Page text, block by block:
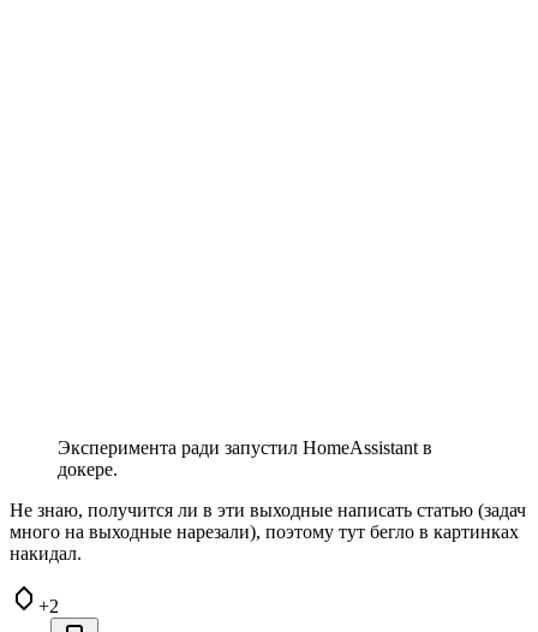
Эксперимента ради запустил HomeAssistant в
докере.
Не знаю, получится ли в эти выходные написать статью (задач
много на выходные нарезали), поэтому тут бегло в картинках
накидал.
+2